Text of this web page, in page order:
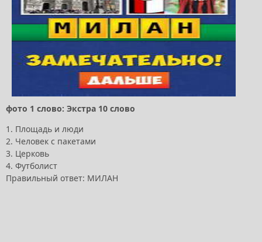
фото 1 слово: Экстра 10 слово
1. Площадь и люди
2. Человек с пакетами
3. Церковь
4. Футболист
Правильный ответ: МИЛАН